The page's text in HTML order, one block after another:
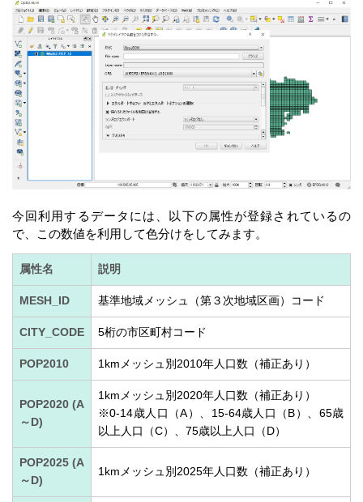
今回利用するデータには、以下の属性が登録されているの
で、この数値を利用して色分けをしてみます。
属性名 説明
MESH_ID 基準地域メッシュ（第３次地域区画）コード
CITY_CODE 5桁の市区町村コード
POP2010 1kmメッシュ別2010年人口数（補正あり）
POP2020 (A
～D)
1kmメッシュ別2020年人口数（補正あり）
※0-14歳人口（A）、15-64歳人口（B）、65歳
以上人口（C）、75歳以上人口（D）
POP2025 (A
～D)
1kmメッシュ別2025年人口数（補正あり）